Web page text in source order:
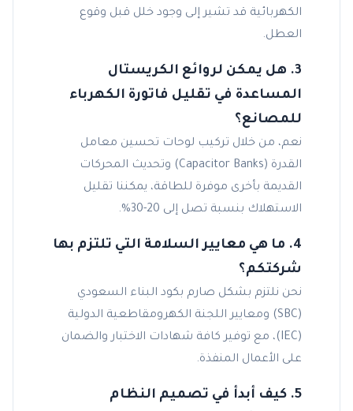
الكهربائية قد تشير إلى وجود خلل قبل وقوع
العطل.
3. هل يمكن لروائع الكريستال
المساعدة في تقليل فاتورة الكهرباء
للمصانع؟
نعم، من خلال تركيب لوحات تحسين معامل
القدرة (Capacitor Banks) وتحديث المحركات
القديمة بأخرى موفرة للطاقة، يمكننا تقليل
الاستهلاك بنسبة تصل إلى 20-30%.
4. ما هي معايير السلامة التي تلتزم بها
شركتكم؟
نحن نلتزم بشكل صارم بكود البناء السعودي
(SBC) ومعايير اللجنة الكهرومقاطعية الدولية
(IEC)، مع توفير كافة شهادات الاختبار والضمان
على الأعمال المنفذة.
5. كيف أبدأ في تصميم النظام